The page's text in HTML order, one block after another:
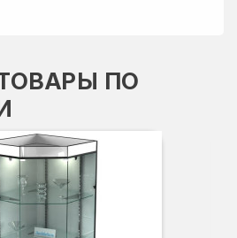
ПО